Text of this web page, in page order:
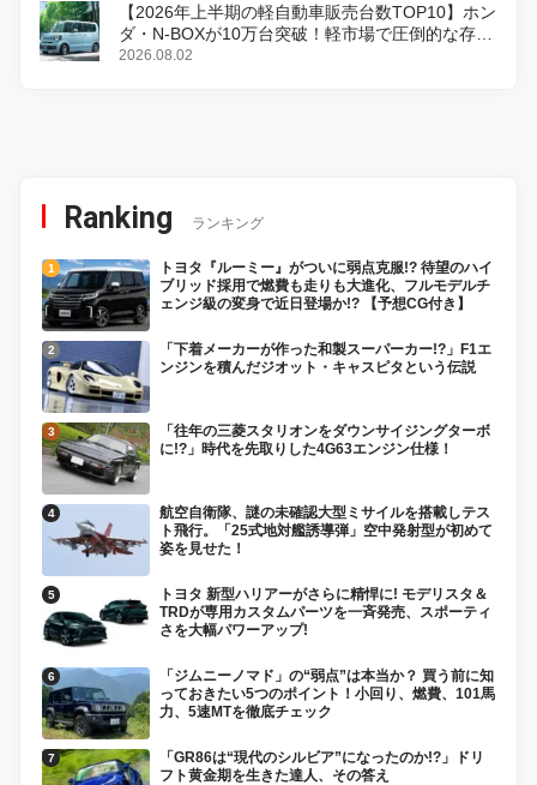
【2026年上半期の軽自動車販売台数TOP10】ホン
ダ・N-BOXが10万台突破！軽市場で圧倒的な存在
感
2026.08.02
Ranking ランキング
トヨタ『ルーミー』がついに弱点克服!? 待望のハイ
ブリッド採用で燃費も走りも大進化、フルモデルチ
ェンジ級の変身で近日登場か!? 【予想CG付き】
「下着メーカーが作った和製スーパーカー!?」F1エ
ンジンを積んだジオット・キャスピタという伝説
「往年の三菱スタリオンをダウンサイジングターボ
に!?」時代を先取りした4G63エンジン仕様！
航空自衛隊、謎の未確認大型ミサイルを搭載しテス
ト飛行。「25式地対艦誘導弾」空中発射型が初めて
姿を見せた！
トヨタ 新型ハリアーがさらに精悍に! モデリスタ＆
TRDが専用カスタムパーツを一斉発売、スポーティ
さを大幅パワーアップ!
「ジムニーノマド」の“弱点”は本当か？ 買う前に知
っておきたい5つのポイント！小回り、燃費、101馬
力、5速MTを徹底チェック
「GR86は“現代のシルビア”になったのか!?」ドリ
フト黄金期を生きた達人、その答え